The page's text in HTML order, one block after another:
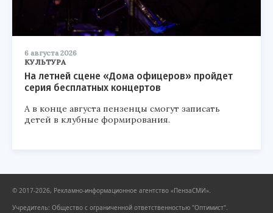
6 августа 2026
КУЛЬТУРА
На летней сцене «Дома офицеров» пройдет
серия бесплатных концертов
А в конце августа пензенцы смогут записать
детей в клубные формирования.
© 2017-2026, Рекламно-информационное агентство «ПензаСМИ».
Учредитель: Общество с ограниченной ответственностью "Оптимист".